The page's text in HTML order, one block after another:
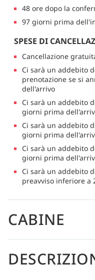
48 ore dopo la
97 giorni prima
SPESE DI
Cancellazione
Ci sarà un addebito
prenotazione se si
dell'arrivo
Ci sarà un addebito
giorni prima
Ci sarà un addebito
giorni prima
Ci sarà un addebito
giorni prima
Ci sarà un addebito
preavviso inferiore
CABINE